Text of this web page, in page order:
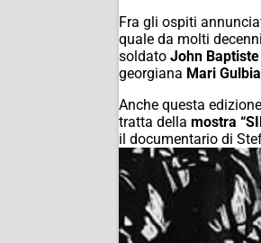
Fra gli ospiti
quale da molti
soldato John
georgiana Mari
Anche questa
tratta della mostra
il documentario di